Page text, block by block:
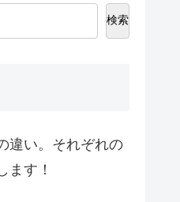
検索
違い。それぞれの
ます！